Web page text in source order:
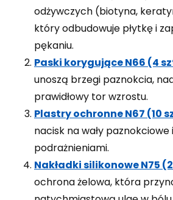
odżywczych (biotyna,
który odbudowuje płytkę i
pękaniu.
Paski korygujące N66 (4
unoszą brzegi paznokcia,
prawidłowy tor wzrostu.
Plastry ochronne N67 (10
nacisk na wały
podrażnieniami.
Nakładki silikonowe N75
ochrona żelowa, która